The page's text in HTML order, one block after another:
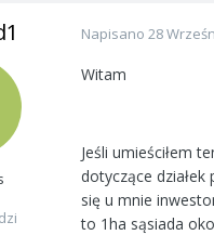
Napisano 28
Witam
Jeśli umieściłem
dotyczące
się u mnie
to 1ha sąsiada